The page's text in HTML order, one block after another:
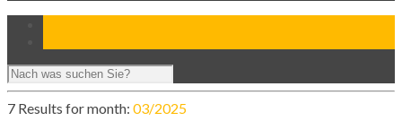
7 Results formonth: 03/2025